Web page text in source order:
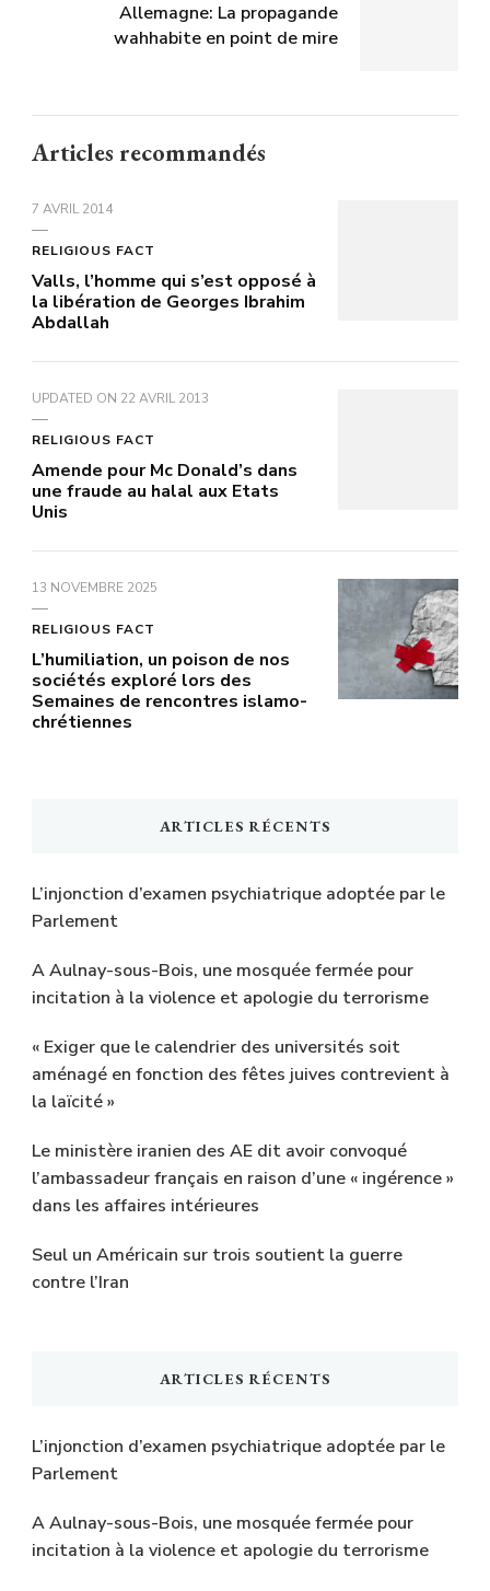
Allemagne: La propagande
wahhabite en point de mire
Articles recommandés
7 AVRIL 2014
RELIGIOUS FACT
Valls, l’homme qui s’est opposé à
la libération de Georges Ibrahim
Abdallah
UPDATED ON 22 AVRIL 2013
RELIGIOUS FACT
Amende pour Mc Donald’s dans
une fraude au halal aux Etats
Unis
13 NOVEMBRE 2025
RELIGIOUS FACT
L’humiliation, un poison de nos
sociétés exploré lors des
Semaines de rencontres islamo-
chrétiennes
ARTICLES RÉCENTS
L’injonction d’examen psychiatrique adoptée par le
Parlement
A Aulnay-sous-Bois, une mosquée fermée pour
incitation à la violence et apologie du terrorisme
« Exiger que le calendrier des universités soit
aménagé en fonction des fêtes juives contrevient à
la laïcité »
Le ministère iranien des AE dit avoir convoqué
l’ambassadeur français en raison d’une « ingérence »
dans les affaires intérieures
Seul un Américain sur trois soutient la guerre
contre l’Iran
ARTICLES RÉCENTS
L’injonction d’examen psychiatrique adoptée par le
Parlement
A Aulnay-sous-Bois, une mosquée fermée pour
incitation à la violence et apologie du terrorisme